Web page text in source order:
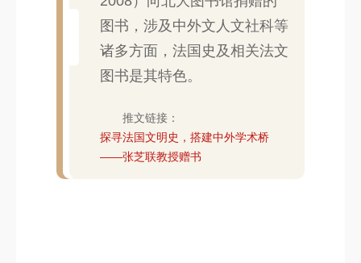
图书，涉及中外文人文社科等
诸多方面，法国史及相关法文
图书是其特色。
推文链接：
探寻法国文明史，搭建中外学术桥
——张芝联教授赠书